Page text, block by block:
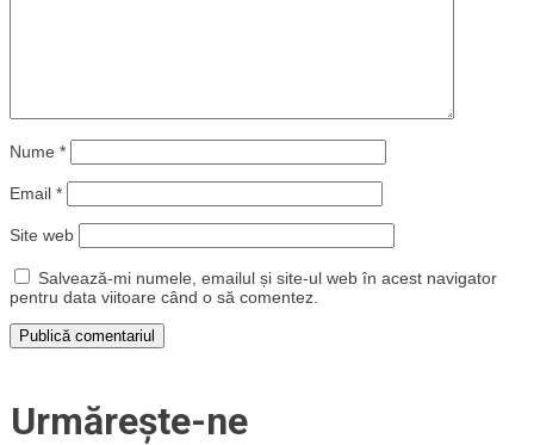
Nume *
Email *
Site web
Salvează-mi numele, emailul și site-ul web în acest navigator
pentru data viitoare când o să comentez.
Urmărește-ne